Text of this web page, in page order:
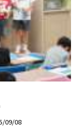
09/08